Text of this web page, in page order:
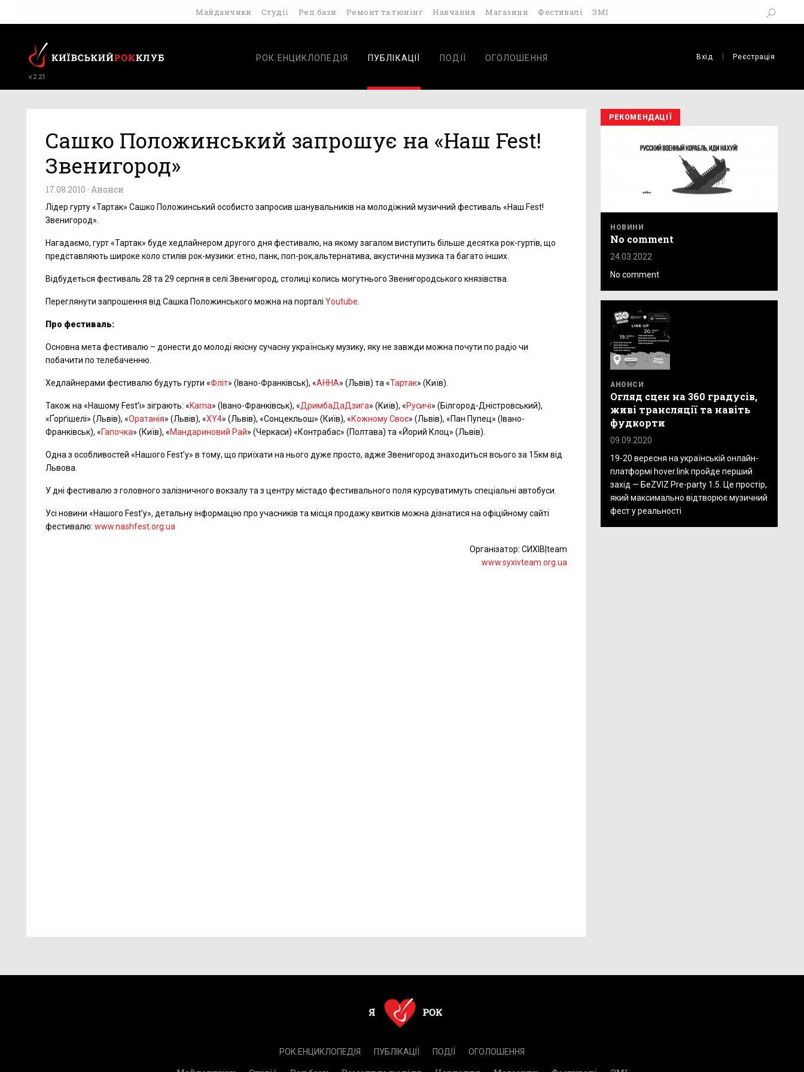
Майданчики Студії Реп.бази Ремонт та тюнінг Навчання Магазини Фестивалі ЗМІ
v.2.21
РОК.ЕНЦИКЛОПЕДІЯ ПУБЛІКАЦІЇ ПОДІЇ ОГОЛОШЕННЯ Вхід Реєстрація
Сашко Положинський запрошує на «Наш Fest!
Звенигород»
17.08.2010 · Анонси
Лідер гурту «Тартак» Сашко Положинський особисто запросив шанувальників на молодіжний музичний фестиваль «Наш Fest!
Звенигород».
Нагадаємо, гурт «Тартак» буде хедлайнером другого дня фестивалю, на якому загалом виступить більше десятка рок-гуртів, що
представляють широке коло стилів рок-музики: етно, панк, поп-рок,альтернатива, акустична музика та багато інших.
Відбудеться фестиваль 28 та 29 серпня в селі Звенигород, столиці колись могутнього Звенигородського князівства.
Переглянути запрошення від Сашка Положинського можна на порталі Youtube
Про фестиваль:
Основна мета фестивалю – донести до молоді якісну сучасну українську музику, яку не завжди можна почути по радіо чи
побачити по телебаченню.
Хедлайнерами фестивалю будуть гурти «Фліт» (Івано-Франківськ), «АННА» (Львів) та «Тартак» (Київ).
Також на «Нашому Fest’i» зіграють: «Karna» (Івано-Франківськ), «ДримбаДаДзига» (Київ), «Русичі» (Білгород-Дністровський),
«Ґорґішелі» (Львів), «Оратанія» (Львів), «XY4» (Львів), «Сонцекльош» (Київ), «Кожному Своє» (Львів), «Пан Пупец» (Івано-
Франківськ), «Гапочка» (Київ), «Мандариновий Рай» (Черкаси) «Контрабас» (Полтава) та «Йорий Клоц» (Львів).
Одна з особливостей «Нашого Fest’у» в тому, що приїхати на нього дуже просто, адже Звенигород знаходиться всього за 15км від
Львова.
У дні фестивалю з головного залізничного вокзалу та з центру містадо фестивального поля курсуватимуть спеціальні автобуси.
Усі новини «Нашого Fest’у», детальну інформацію про учасників та місця продажу квитків можна дізнатися на офіційному сайті
фестивалю: www.nashfest.org.ua
Організатор: СИХІВ|team
www.syxivteam.org.ua
РЕКОМЕНДАЦІЇ
НОВИНИ
No comment
24.03.2022
No comment
АНОНСИ
Огляд сцен на 360 градусів,
живі трансляції та навіть
фудкорти
09.09.2020
19-20 вересня на українській онлайн-
платформі hover.link пройде перший
захід — БеZVIZ Pre-party 1.5. Це простір,
який максимально відтворює музичний
фест у реальності
РОК.ЕНЦИКЛОПЕДІЯ ПУБЛІКАЦІЇ ПОДІЇ ОГОЛОШЕННЯ